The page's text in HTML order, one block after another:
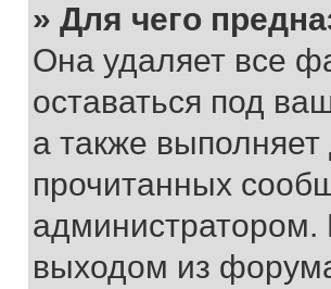
» Для чего
Она удаляет все
оставаться под
а также выполняет
прочитанных
выходом из